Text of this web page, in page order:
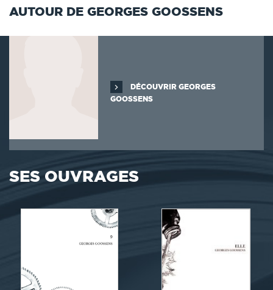
AUTOUR DE GEORGES GOOSSENS
DÉCOUVRIR GEORGES
GOOSSENS
SES OUVRAGES